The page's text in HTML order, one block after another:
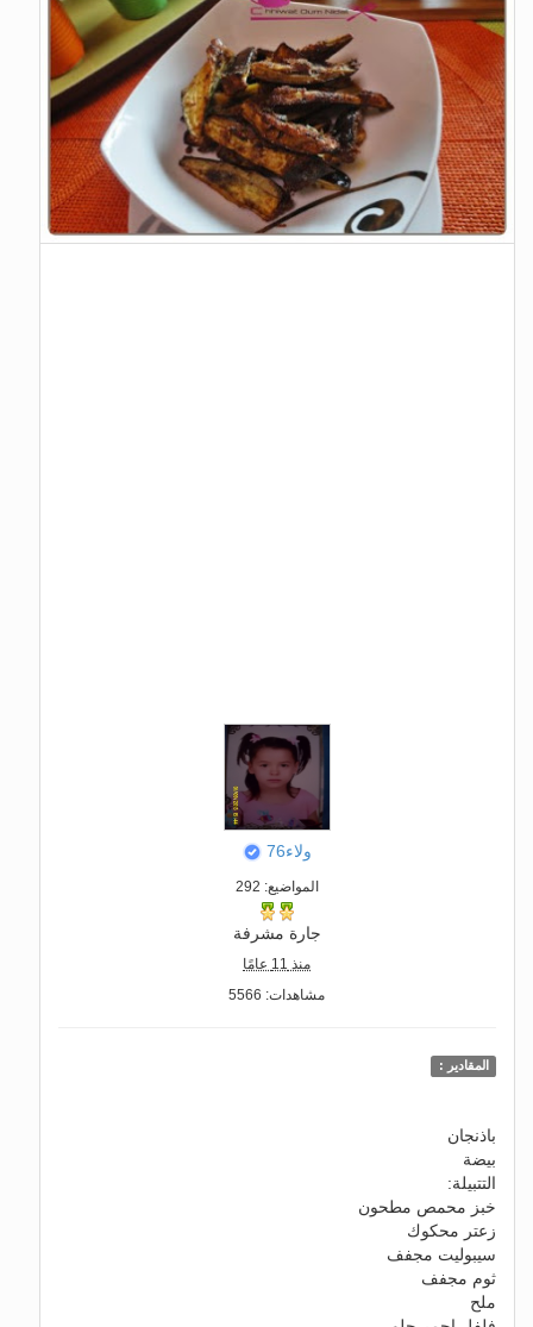
ولاء76
المواضيع: 292
جارة مشرفة
منذ 11 عامًا
مشاهدات: 5566
المقادير :
باذنجان
بيضة
التتبيلة:
خبز محمص مطحون
زعتر محكوك
سيبوليت مجفف
ثوم مجفف
ملح